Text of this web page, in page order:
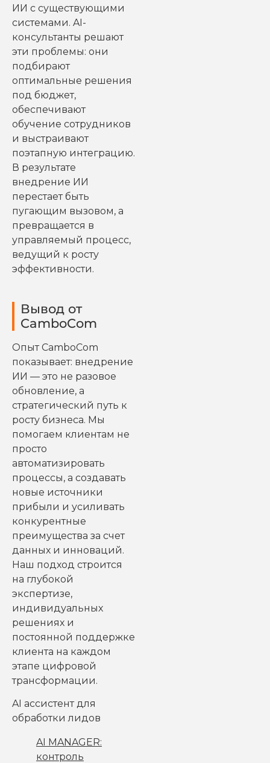
ИИ с существующими
системами. AI-
консультанты решают
эти проблемы: они
подбирают
оптимальные решения
под бюджет,
обеспечивают
обучение сотрудников
и выстраивают
поэтапную интеграцию.
В результате
внедрение ИИ
перестает быть
пугающим вызовом, а
превращается в
управляемый процесс,
ведущий к росту
эффективности.
Вывод от
CamboCom
Опыт CamboCom
показывает: внедрение
ИИ — это не разовое
обновление, а
стратегический путь к
росту бизнеса. Мы
помогаем клиентам не
просто
автоматизировать
процессы, а создавать
новые источники
прибыли и усиливать
конкурентные
преимущества за счет
данных и инноваций.
Наш подход строится
на глубокой
экспертизе,
индивидуальных
решениях и
постоянной поддержке
клиента на каждом
этапе цифровой
трансформации.
AI ассистент для
обработки лидов
AI MANAGER:
контроль